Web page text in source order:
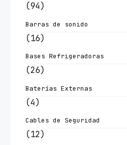
(94)
Barras de sonido
(16)
Bases Refrigeradoras
(26)
Baterías Externas
(4)
Cables de Seguridad
(12)